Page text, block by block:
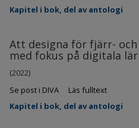
Kapitel i bok, del av antologi
Att designa för fjärr-
med fokus på digitala
(2022)
Se post i DIVA
Läs fulltext
Kapitel i bok, del av antologi